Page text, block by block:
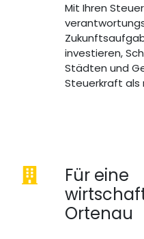
Mit Ihren
investieren,
Städten und
Steuerkraft als
Für eine
Ortenau